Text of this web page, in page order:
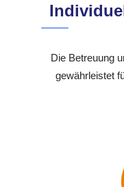
Die Betreuung
gewährleistet